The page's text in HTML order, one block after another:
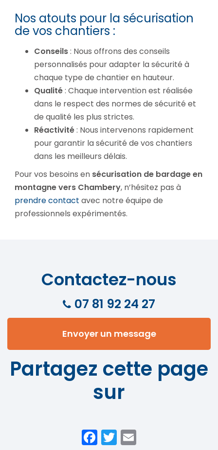
Nos atouts pour la sécurisation
de vos chantiers :
Conseils: Nous offrons des conseils
personnalisés pour adapter la sécurité à
chaque type de chantier en hauteur.
Qualité: Chaque intervention est réalisée
dans le respect des normes de sécurité et
de qualité les plus strictes.
Réactivité: Nous intervenons rapidement
pour garantir la sécurité de vos chantiers
dans les meilleurs délais.
Pour vos besoins en sécu­ri­sa­tion de bardage en
montagne vers Chambery, n’hésitez pas à
prendre contact avec notre équipe de
professionnels expérimentés.
Contactez-nous
07 81 92 24 27
Envoyer un message
Partagez cette page
sur
Facebook
Twitter